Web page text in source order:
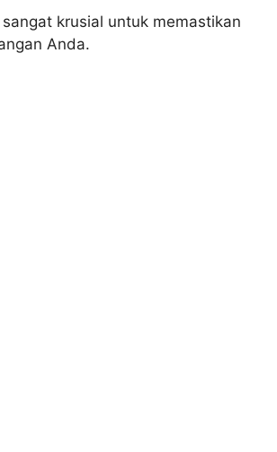
krusial untuk memastikan
Anda.